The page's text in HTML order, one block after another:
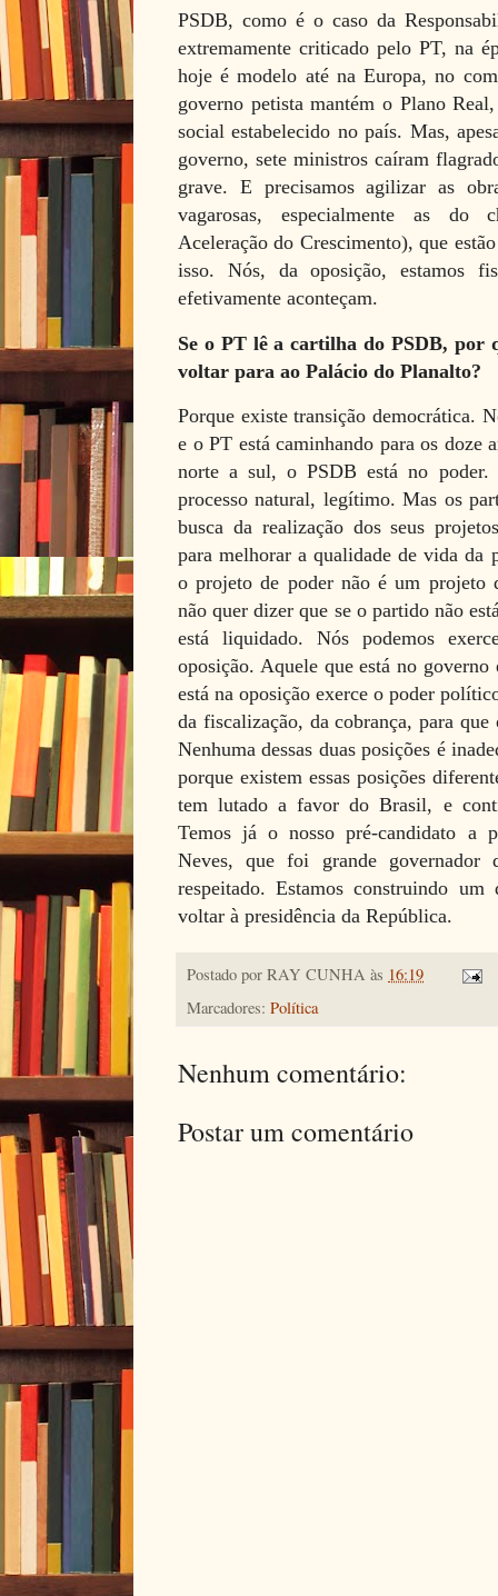
PSDB, como é o caso da
extremamente criticado pelo PT, na
hoje é modelo até na Europa, no
governo petista mantém o Plano
social estabelecido no país. Mas,
governo, sete ministros caíram
grave. E precisamos agilizar as
vagarosas, especialmente as do
Aceleração do Crescimento), que
isso. Nós, da oposição, estamos
efetivamente aconteçam.
Se o PT lê a cartilha do PSDB, por
voltar para ao Palácio do Planalto?
Porque existe transição democrática.
e o PT está caminhando para os doze
norte a sul, o PSDB está no poder.
processo natural, legítimo. Mas os
busca da realização dos seus
para melhorar a qualidade de vida da
o projeto de poder não é um projeto
não quer dizer que se o partido não
está liquidado. Nós podemos
oposição. Aquele que está no
está na oposição exerce o poder
da fiscalização, da cobrança, para
Nenhuma dessas duas posições é
porque existem essas posições
tem lutado a favor do Brasil, e
Temos já o nosso pré-candidato a
Neves, que foi grande governador
respeitado. Estamos construindo
voltar à presidência da República.
Postado por RAY CUNHA às 16:19
Marcadores: Política
Nenhum comentário:
Postar um comentário